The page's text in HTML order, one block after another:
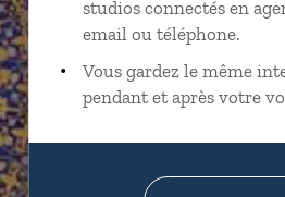
studios connectés en
email ou téléphone.
Vous gardez le même
pendant et après votre